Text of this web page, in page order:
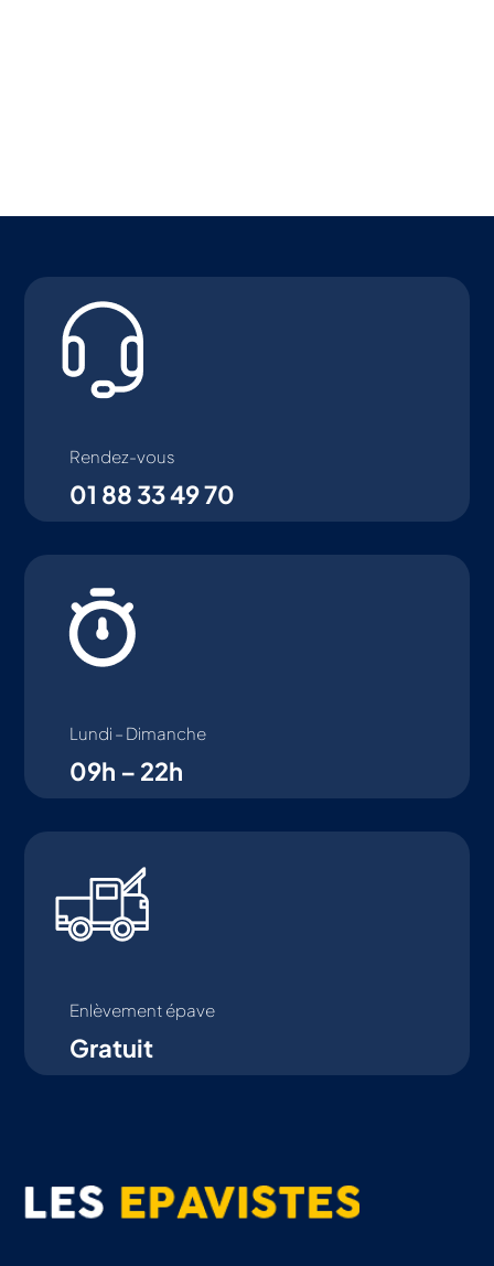
Rendez-vous
01 88 33 49 70
Lundi – Dimanche
09h – 22h
Enlèvement épave
Gratuit